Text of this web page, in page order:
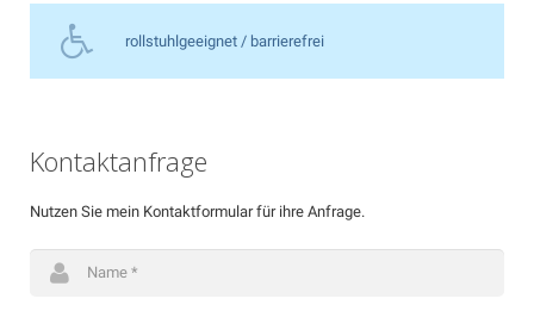
rollstuhlgeeignet / barrierefrei
Kontaktanfrage
Nutzen Sie mein Kontaktformular für ihre Anfrage.